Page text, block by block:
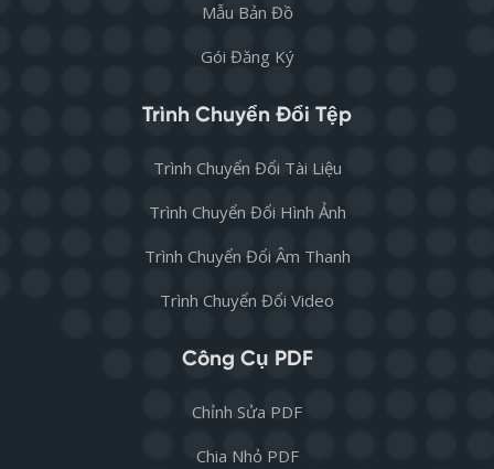
Mẫu Bản Đồ
Gói Đăng Ký
Trình Chuyển Đổi Tệp
Trình Chuyển Đổi Tài Liệu
Trình Chuyển Đổi Hình Ảnh
Trình Chuyển Đổi Âm Thanh
Trình Chuyển Đổi Video
Công Cụ PDF
Chỉnh Sửa PDF
Chia Nhỏ PDF